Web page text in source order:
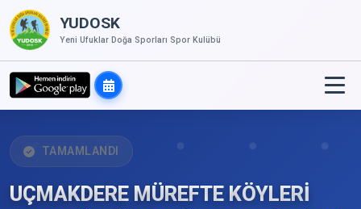
YUDOSK
Yeni Ufuklar Doğa Sporları Spor Kulübü
TAMAMLANDI
UÇMAKDERE MÜREFTE KÖYLERİ